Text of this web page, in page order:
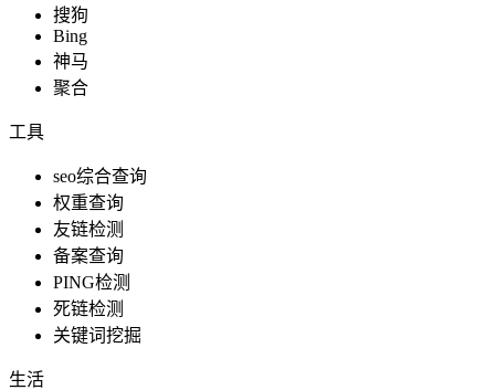
搜狗
Bing
神马
聚合
工具
seo综合查询
权重查询
友链检测
备案查询
PING检测
死链检测
关键词挖掘
生活